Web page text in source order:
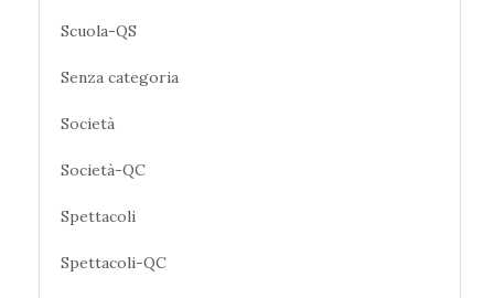
Scuola-QS
Senza categoria
Società
Società-QC
Spettacoli
Spettacoli-QC